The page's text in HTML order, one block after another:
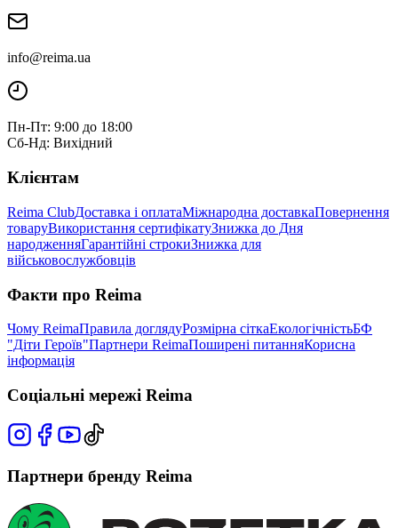
info@reima.ua
Пн-Пт: 9:00 до 18:00
Сб-Нд: Вихідний
Клієнтам
Reima ClubДоставка і оплатаМіжнародна доставкаПовернення
товаруВикористання сертифікатуЗнижка до Дня
народженняГарантійні строкиЗнижка для
військовослужбовців
Факти про Reima
Чому ReimaПравила доглядуРозмірна сіткаЕкологічністьБФ
"Діти Героїв"Партнери ReimaПоширені питанняКорисна
інформація
Соціальні мережі Reima
Партнери бренду Reima